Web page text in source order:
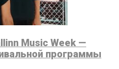
Music Week —
программы